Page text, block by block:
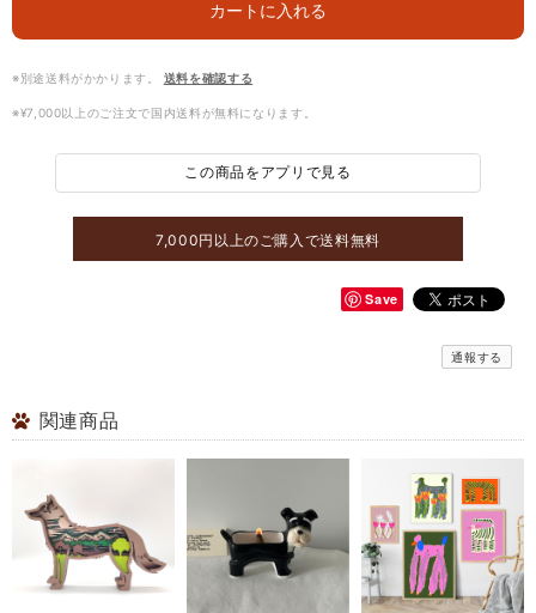
カートに入れる
※別途送料がかかります。 送料を確認する
※¥7,000以上のご注文で国内送料が無料になります。
この商品をアプリで見る
7,000円以上のご購入で送料無料
Save
通報する
関連商品